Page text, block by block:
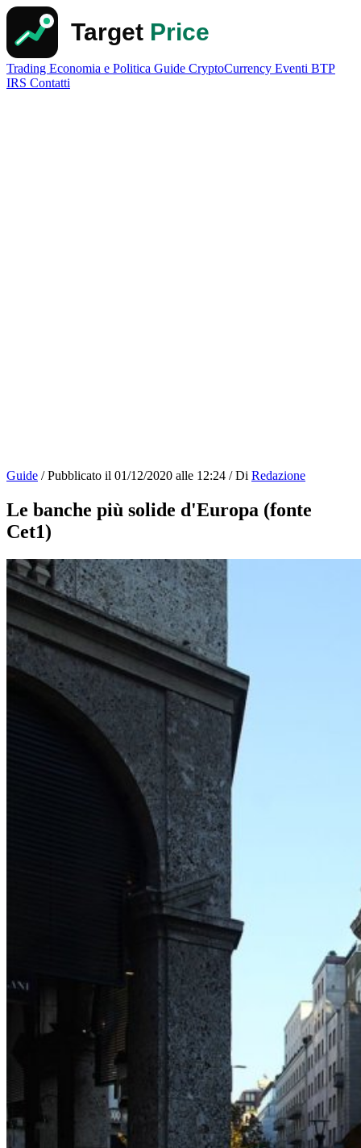
Trading Economia e Politica Guide CryptoCurrency Eventi BTP
IRS Contatti
Guide / Pubblicato il 01/12/2020 alle 12:24 / Di Redazione
Le banche più solide d'Europa (fonte
Cet1)